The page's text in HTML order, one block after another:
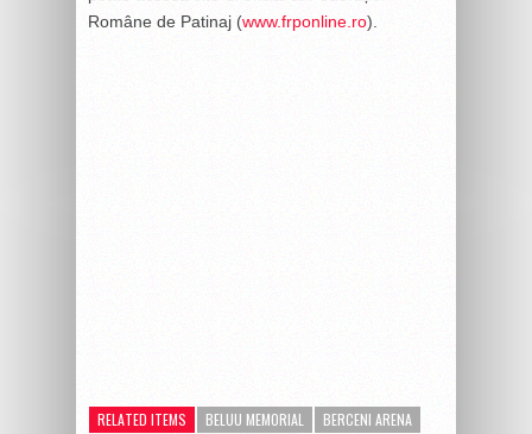
Române de Patinaj (www.frponline.ro).
RELATED ITEMS BELUU MEMORIAL
BERCENI ARENA